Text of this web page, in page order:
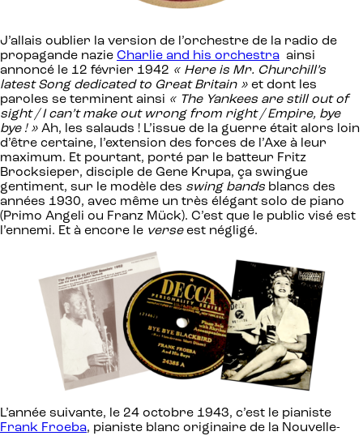
J’allais oublier la version de l’orchestre de la radio de
propagande nazie Charlie and his orchestra ainsi
annoncé le 12 février 1942 « Here is Mr. Churchill’s
latest Song dedicated to Great Britain » et dont les
paroles se terminent ainsi « The Yankees are still out of
sight / I can’t make out wrong from right / Empire, bye
bye ! » Ah, les salauds ! L’issue de la guerre était alors loin
d’être certaine, l’extension des forces de l’Axe à leur
maximum. Et pourtant, porté par le batteur Fritz
Brocksieper, disciple de Gene Krupa, ça swingue
gentiment, sur le modèle des swing bands blancs des
années 1930, avec même un très élégant solo de piano
(Primo Angeli ou Franz Mück). C’est que le public visé est
l’ennemi. Et à encore le verseest négligé.
L’année suivante, le 24 octobre 1943, c’est le pianiste
Frank Froeba, pianiste blanc originaire de la Nouvelle-